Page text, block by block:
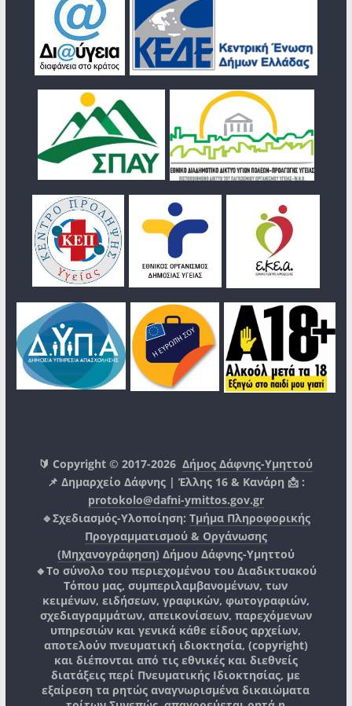
🔰 Copyright © 2017-2026Δήμος Δάφνης-Υμηττού
📌 Δημαρχείο Δάφνης | Έλλης 16 & Κανάρη 📩 :
protokolo@dafni-ymittos.gov.gr
🔹Σχεδιασμός-Υλοποίηση: Τμήμα Πληροφορικής
Προγραμματισμού & Οργάνωσης
(Μηχανογράφηση) Δήμου Δάφνης-Υμηττού
🔸Το σύνολο του περιεχομένου του Διαδικτυακού
Τόπου μας, συμπεριλαμβανομένων, των
κειμένων, ειδήσεων, γραφικών, φωτογραφιών,
σχεδιαγραμμάτων, απεικονίσεων, παρεχόμενων
υπηρεσιών και γενικά κάθε είδους αρχείων,
αποτελούν πνευματική ιδιοκτησία, (copyright)
και διέπονται από τις εθνικές και διεθνείς
διατάξεις περί Πνευματικής Ιδιοκτησίας, με
εξαίρεση τα ρητώς αναγνωρισμένα δικαιώματα